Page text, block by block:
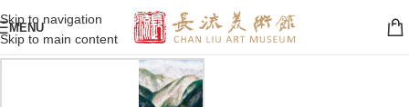
Skip to navigation
Skip to main content
MENU